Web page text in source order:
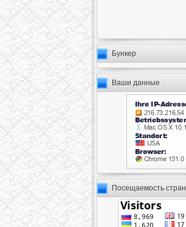
Бункер
Ваши данные
Посещаемость стран